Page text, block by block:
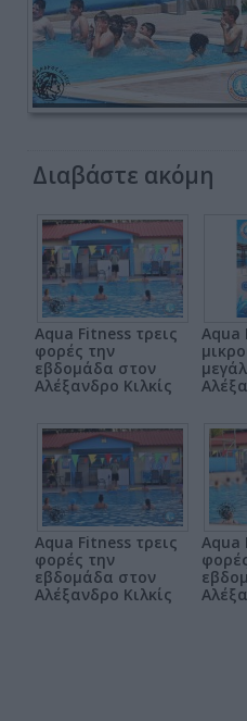
Διαβάστε ακόμη
Aqua Fitness τρεις
φορές την
εβδομάδα στον
Αλέξανδρο Κιλκίς
Aqua
Aqua Fitness τρεις
φορές την
εβδομάδα στον
Αλέξανδρο Κιλκίς
Aqua